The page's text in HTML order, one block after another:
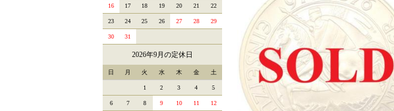
16 17 18 19 20 21 22
23 24 25 26 27 28 29
30 31
2026年9月の定休日
日 月 火 水 木 金 土
1 2 3 4 5
6 7 8 9 10 11 12